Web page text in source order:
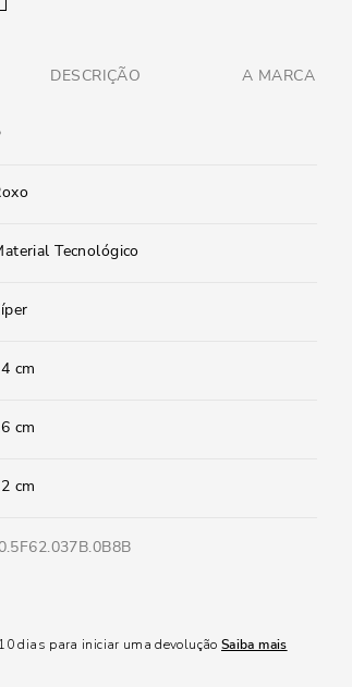
DESCRIÇÃO A MARCA
Tecnológico
cm
cm
cm
dias para iniciar uma devolução Saiba mais